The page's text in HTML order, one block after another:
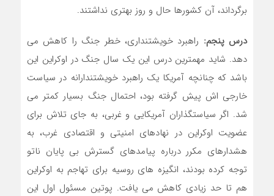
برگرداند، آن کشورها حال و روز بهتری نداشتند.
درس پنجم: راهبرد خویشتنداری، خطر جنگ را کاهش می
دهد. شاید مهمترین درس این یک سال جنگ در اوکراین این
باشد که چنانچه آمریکا یک راهبرد خویشتندارانه در سیاست
خارجی اش پیش گرفته بود، احتمال جنگ بسیار کمتر می
شد. اگر سیاستگذاران آمریکایی و غربی، به جای تلاش برای
عضویت اوکراین در نهادهای امنیتی و اقتصادی غرب، به
هشدارهای مکرر درباره پیامدهای گسترش بی پایان ناتو
توجه کرده بودند، انگیزه های روسیه برای تهاجم به اوکراین
هم تا حد زیادی کاهش می یافت. پوتین مسئول اول این